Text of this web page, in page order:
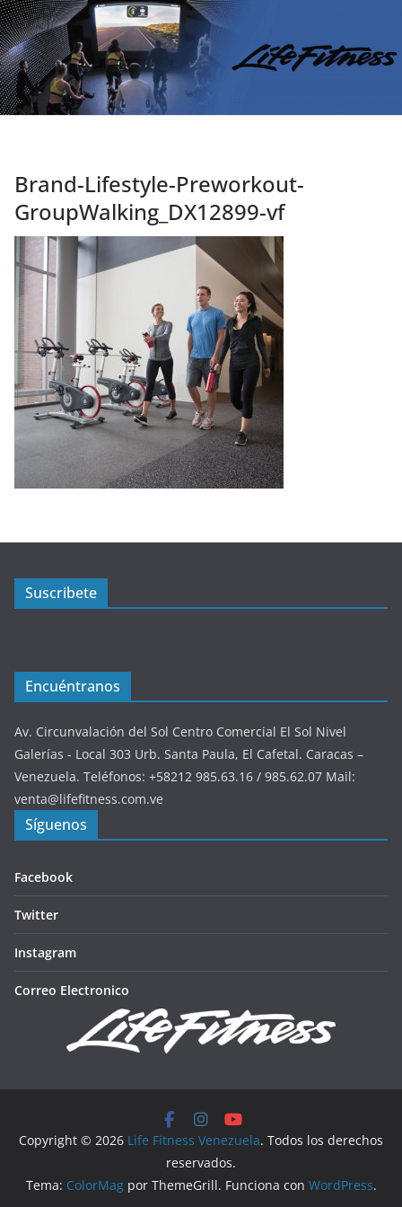
Brand-Lifestyle-Preworkout-
GroupWalking_DX12899-vf
Suscribete
Encuéntranos
Av. Circunvalación del Sol Centro Comercial El Sol Nivel
Galerías - Local 303 Urb. Santa Paula, El Cafetal. Caracas –
Venezuela. Teléfonos: +58212 985.63.16 / 985.62.07 Mail:
venta@lifefitness.com.ve
Síguenos
Facebook
Twitter
Instagram
Correo Electronico
Copyright © 2026 Life Fitness Venezuela. Todos los derechos
reservados.
Tema: ColorMagpor ThemeGrill. Funciona con WordPress.